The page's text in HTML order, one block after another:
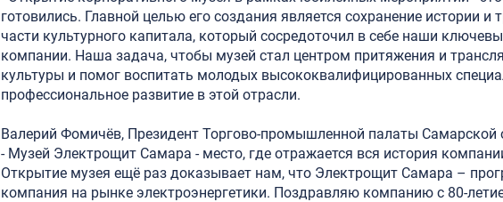
готовились. Главной целью его создания является сохранение истории
части культурного капитала, который сосредоточил в себе наши
компании. Наша задача, чтобы музей стал центром притяжения и
культуры и помог воспитать молодых высококвалифицированных
профессиональное развитие в этой отрасли.
Валерий Фомичёв, Президент Торгово-промышленной палаты Самарской
- Музей Электрощит Самара - место, где отражается вся история
Открытие музея ещё раз доказывает нам, что Электрощит Самара –
компания на рынке электроэнергетики. Поздравляю компанию с 80-